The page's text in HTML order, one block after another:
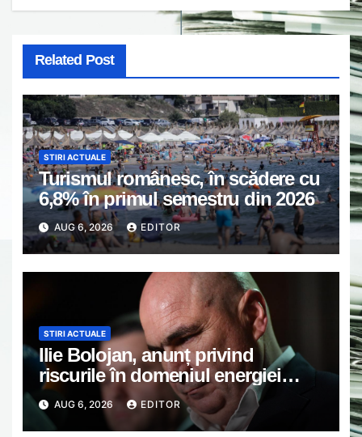
Related Post
STIRI ACTUALE
Turismul românesc, în scădere cu
6,8% în primul semestru din 2026
AUG 6, 2026 EDITOR
STIRI ACTUALE
Ilie Bolojan, anunț privind
riscurile în domeniul energiei
electrice. Ce a decis Guvernul
AUG 6, 2026 EDITOR